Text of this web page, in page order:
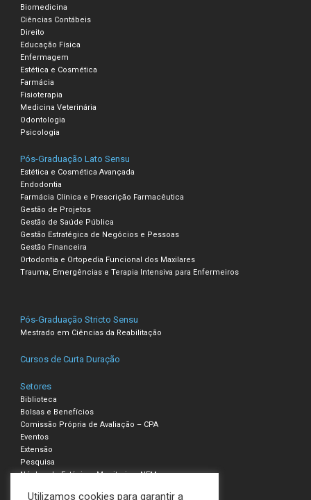
Biomedicina
Ciências Contábeis
Direito
Educação Física
Enfermagem
Estética e Cosmética
Farmácia
Fisioterapia
Medicina Veterinária
Odontologia
Psicologia
Pós-Graduação Lato Sensu
Estética e Cosmética Avançada
Endodontia
Farmácia Clínica e Prescrição Farmacêutica
Gestão de Projetos
Gestão de Saúde Pública
Gestão Estratégica de Negócios e Pessoas
Gestão Financeira
Ortodontia e Ortopedia Funcional dos Maxilares
Trauma, Emergências e Terapia Intensiva para Enfermeiros
Pós-Graduação Stricto Sensu
Mestrado em Ciências da Reabilitação
Cursos de Curta Duração
Setores
Biblioteca
Bolsas e Benefícios
Comissão Própria de Avaliação – CPA
Eventos
Extensão
Pesquisa
Núcleo de Estágio e Monitoria – NEM
Utilizamos cookies para garantir a